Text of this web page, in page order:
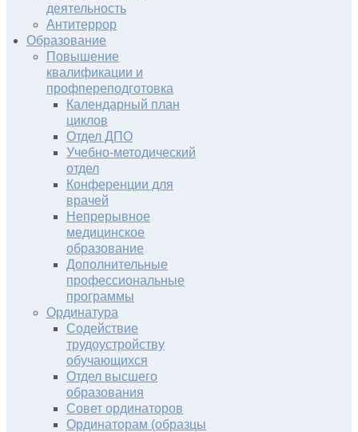
деятельность
Антитеррор
Образование
Повышение
квалификации и
профпереподготовка
Календарный план
циклов
Отдел ДПО
Учебно-методический
отдел
Конференции для
врачей
Непрерывное
медицинское
образование
Дополнительные
профессиональные
программы
Ординатура
Содействие
трудоустройству
обучающихся
Отдел высшего
образования
Совет ординаторов
Ординаторам (образцы